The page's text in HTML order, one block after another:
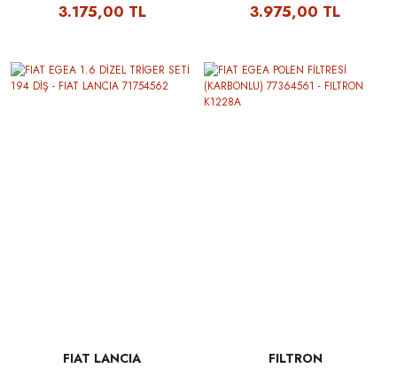
3.175,00 TL 3.975,00 TL
FIAT LANCIA FILTRON